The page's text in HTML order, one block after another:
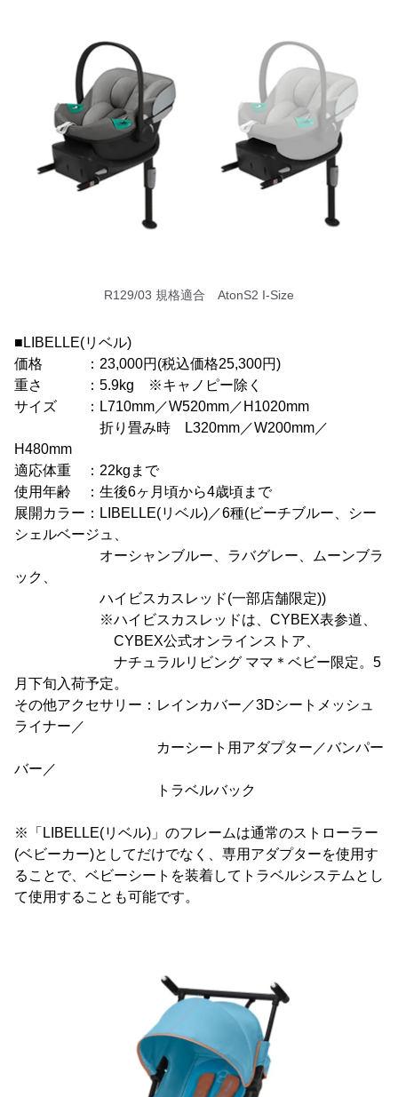
R129/03 規格適合 AtonS2 I-Size
■LIBELLE(リベル)
価格 ：23,000円(税込価格25,300円)
重さ ：5.9kg ※キャノピー除く
サイズ ：L710mm／W520mm／H1020mm
折り畳み時 L320mm／W200mm／
H480mm
適応体重 ：22kgまで
使用年齢 ：生後6ヶ月頃から4歳頃まで
展開カラー：LIBELLE(リベル)／6種(ビーチブルー、シー
シェルベージュ、
オーシャンブルー、ラバグレー、ムーンブラ
ック、
ハイビスカスレッド(一部店舗限定))
※ハイビスカスレッドは、CYBEX表参道、
CYBEX公式オンラインストア、
ナチュラルリビング ママ＊ベビー限定。5
月下旬入荷予定。
その他アクセサリー：レインカバー／3Dシートメッシュ
ライナー／
カーシート用アダプター／バンパー
バー／
トラベルバック
※「LIBELLE(リベル)」のフレームは通常のストローラー
(ベビーカー)としてだけでなく、専用アダプターを使用す
ることで、ベビーシートを装着してトラベルシステムとし
て使用することも可能です。